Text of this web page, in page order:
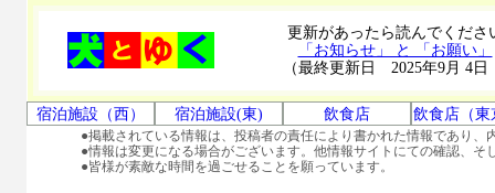
更新があったら読んでくださ
「お知らせ」 と 「お願い」
（最終更新日 2025年9月 4日
宿泊施設（西） 宿泊施設(東) 飲食店 飲食店（東
●掲載されている情報は、投稿者の責任により書かれた情報であり
●情報は変更になる場合がございます。他情報サイトにての確認、
●皆様が素敵な時間を過ごせることを願っています。